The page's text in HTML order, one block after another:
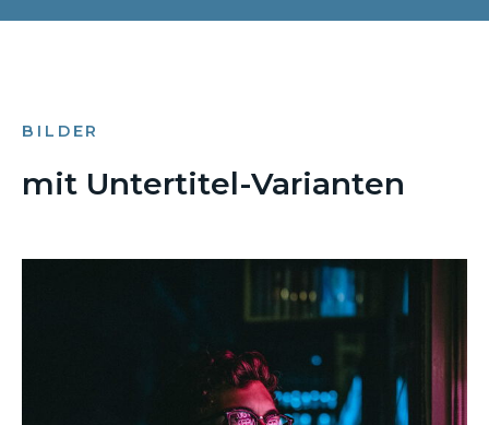
BILDER
mit Untertitel-Varianten